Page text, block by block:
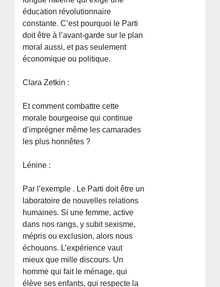
éducation révolutionnaire
constante. C’est pourquoi le Parti
doit être à l’avant-garde sur le plan
moral aussi, et pas seulement
économique ou politique.
Clara Zetkin :
Et comment combattre cette
morale bourgeoise qui continue
d’imprégner même les camarades
les plus honnêtes ?
Lénine :
Par l’exemple . Le Parti doit être un
laboratoire de nouvelles relations
humaines. Si une femme, active
dans nos rangs, y subit sexisme,
mépris ou exclusion, alors nous
échouons. L’expérience vaut
mieux que mille discours. Un
homme qui fait le ménage, qui
élève ses enfants, qui respecte la